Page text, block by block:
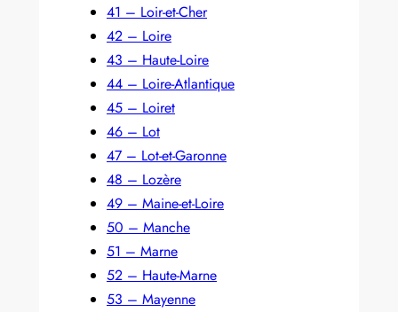
41 – Loir-et-Cher
42 – Loire
43 – Haute-Loire
44 – Loire-Atlantique
45 – Loiret
46 – Lot
47 – Lot-et-Garonne
48 – Lozère
49 – Maine-et-Loire
50 – Manche
51 – Marne
52 – Haute-Marne
53 – Mayenne